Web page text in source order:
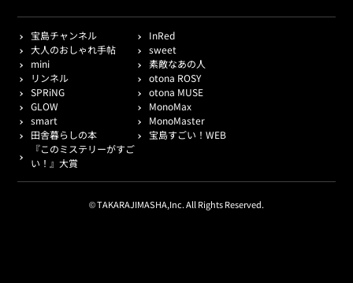
宝島チャンネル
InRed
大人のおしゃれ手帖
sweet
mini
素敵なあの人
リンネル
otona ROSY
SPRiNG
otona MUSE
GLOW
MonoMax
smart
MonoMaster
田舎暮らしの本
宝島すごい！WEB
『このミステリーがすご
い！』大賞
© TAKARAJIMASHA,Inc. All Rights Reserved.